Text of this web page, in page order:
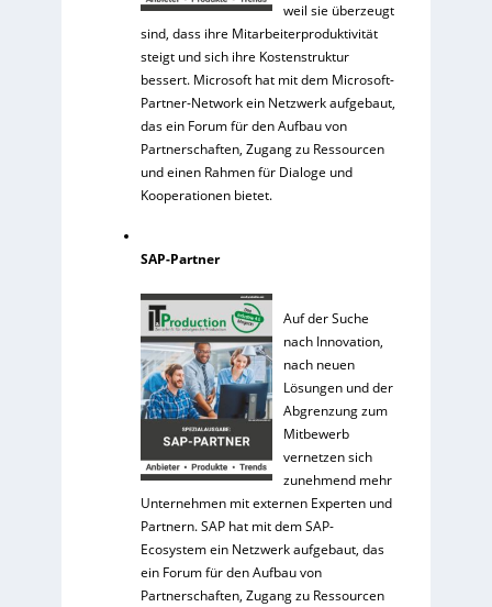
weil sie überzeugt
sind, dass ihre Mitarbeiterproduktivität
steigt und sich ihre Kostenstruktur
bessert. Microsoft hat mit dem Microsoft-
Partner-Network ein Netzwerk aufgebaut,
das ein Forum für den Aufbau von
Partnerschaften, Zugang zu Ressourcen
und einen Rahmen für Dialoge und
Kooperationen bietet.
SAP-Partner
Auf der Suche
nach Innovation,
nach neuen
Lösungen und der
Abgrenzung zum
Mitbewerb
vernetzen sich
zunehmend mehr
Unternehmen mit externen Experten und
Partnern. SAP hat mit dem SAP-
Ecosystem ein Netzwerk aufgebaut, das
ein Forum für den Aufbau von
Partnerschaften, Zugang zu Ressourcen